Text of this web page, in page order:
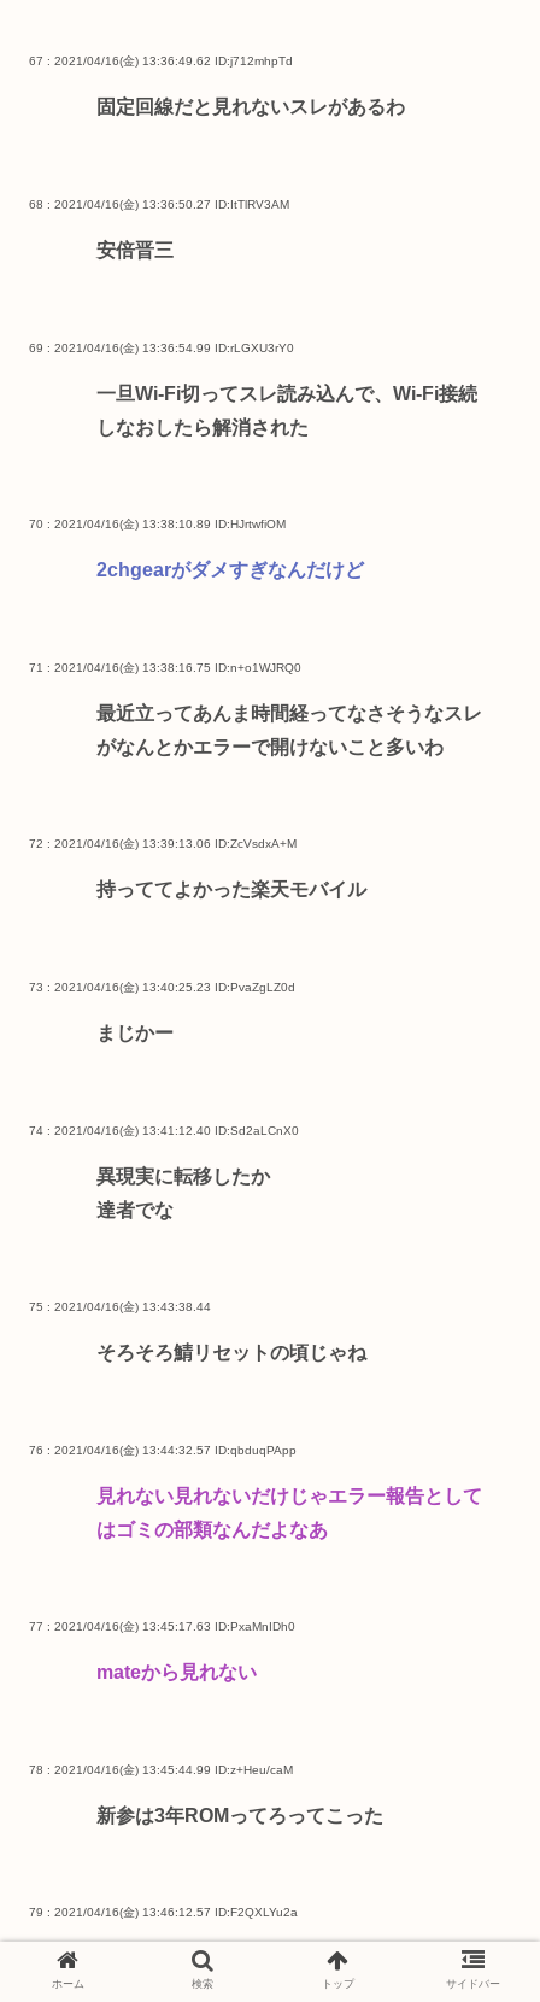
67 : 2021/04/16(金) 13:36:49.62 ID:j712mhpTd
固定回線だと見れないスレがあるわ
68 : 2021/04/16(金) 13:36:50.27 ID:ItTlRV3AM
安倍晋三
69 : 2021/04/16(金) 13:36:54.99 ID:rLGXU3rY0
一旦Wi-Fi切ってスレ読み込んで、Wi-Fi接続
しなおしたら解消された
70 : 2021/04/16(金) 13:38:10.89 ID:HJrtwfiOM
2chgearがダメすぎなんだけど
71 : 2021/04/16(金) 13:38:16.75 ID:n+o1WJRQ0
最近立ってあんま時間経ってなさそうなスレ
がなんとかエラーで開けないこと多いわ
72 : 2021/04/16(金) 13:39:13.06 ID:ZcVsdxA+M
持っててよかった楽天モバイル
73 : 2021/04/16(金) 13:40:25.23 ID:PvaZgLZ0d
まじかー
74 : 2021/04/16(金) 13:41:12.40 ID:Sd2aLCnX0
異現実に転移したか
達者でな
75 : 2021/04/16(金) 13:43:38.44
そろそろ鯖リセットの頃じゃね
76 : 2021/04/16(金) 13:44:32.57 ID:qbduqPApp
見れない見れないだけじゃエラー報告として
はゴミの部類なんだよなあ
77 : 2021/04/16(金) 13:45:17.63 ID:PxaMnIDh0
mateから見れない
78 : 2021/04/16(金) 13:45:44.99 ID:z+Heu/caM
新参は3年ROMってろってこった
79 : 2021/04/16(金) 13:46:12.57 ID:F2QXLYu2a
昨日から502ばっかだったな
ホーム 検索 トップ サイドバー